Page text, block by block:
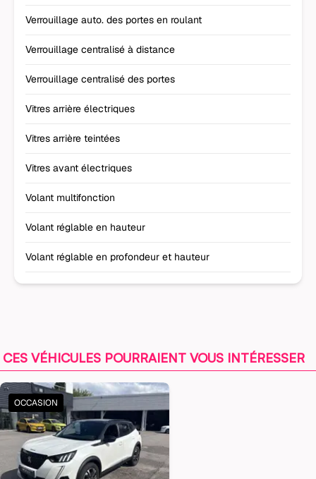
Verrouillage auto. des portes en roulant
Verrouillage centralisé à distance
Verrouillage centralisé des portes
Vitres arrière électriques
Vitres arrière teintées
Vitres avant électriques
Volant multifonction
Volant réglable en hauteur
Volant réglable en profondeur et hauteur
CES VÉHICULES POURRAIENT VOUS INTÉRESSER
OCCASION